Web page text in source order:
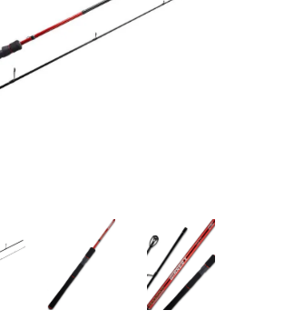
Аксессуары для лодок